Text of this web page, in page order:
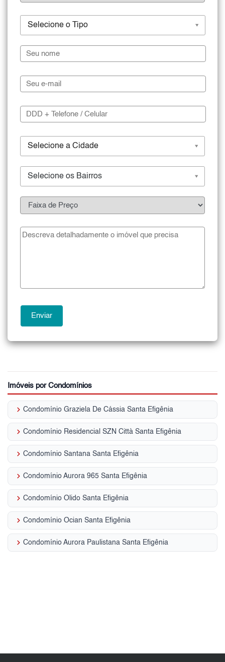
Selecione o Tipo
Selecione a Cidade
Selecione os Bairros
Imóveis por Condomínios
keyboard_arrow_right Condomínio Graziela De Cássia Santa Efigênia
keyboard_arrow_right Condomínio Residencial SZN Città Santa Efigênia
keyboard_arrow_right Condomínio Santana Santa Efigênia
keyboard_arrow_right Condomínio Aurora 965 Santa Efigênia
keyboard_arrow_right Condomínio Olido Santa Efigênia
keyboard_arrow_right Condomínio Ocian Santa Efigênia
keyboard_arrow_right Condomínio Aurora Paulistana Santa Efigênia